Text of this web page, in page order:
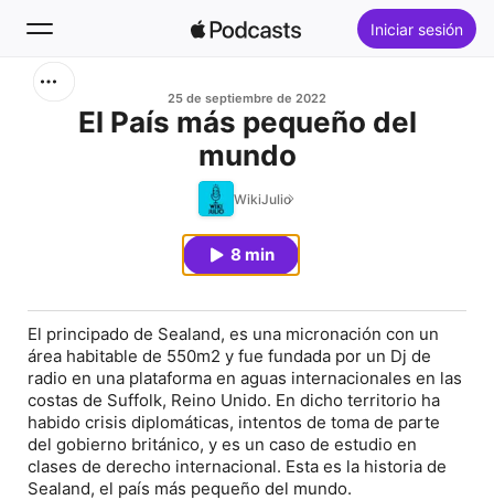
Iniciar sesión
Lo más escuchado
25 de septiembre de 2022
El País más pequeño del
mundo
WikiJulio
8 min
El principado de Sealand, es una micronación con un
área habitable de 550m2 y fue fundada por un Dj de
radio en una plataforma en aguas internacionales en las
costas de Suffolk, Reino Unido. En dicho territorio ha
habido crisis diplomáticas, intentos de toma de parte
del gobierno británico, y es un caso de estudio en
clases de derecho internacional. Esta es la historia de
Sealand, el país más pequeño del mundo.